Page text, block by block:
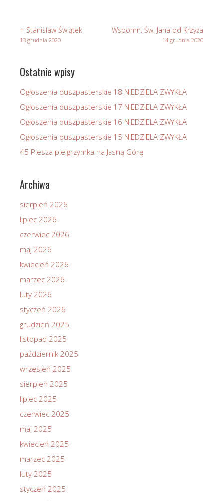
+ Stanisław Świątek
13 grudnia 2020
Wspomn. Św. Jana od Krzyża
14 grudnia 2020
Ostatnie wpisy
Ogłoszenia duszpasterskie 18 NIEDZIELA ZWYKŁA
Ogłoszenia duszpasterskie 17 NIEDZIELA ZWYKŁA
Ogłoszenia duszpasterskie 16 NIEDZIELA ZWYKŁA
Ogłoszenia duszpasterskie 15 NIEDZIELA ZWYKŁA
45 Piesza pielgrzymka na Jasną Górę
Archiwa
sierpień 2026
lipiec 2026
czerwiec 2026
maj 2026
kwiecień 2026
marzec 2026
luty 2026
styczeń 2026
grudzień 2025
listopad 2025
październik 2025
wrzesień 2025
sierpień 2025
lipiec 2025
czerwiec 2025
maj 2025
kwiecień 2025
marzec 2025
luty 2025
styczeń 2025